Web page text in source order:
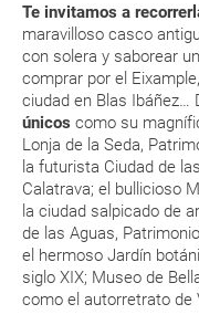
Te invitamos a
maravilloso casco
con solera y saborear
comprar por el
ciudad en Blas Ibáñez…
únicos como su
Lonja de la Seda,
la futurista Ciudad de
Calatrava; el bullicioso
la ciudad salpicado de
de las Aguas,
el hermoso Jardín
siglo XIX; Museo de
como el autorretrato de
¿Con cuánta
aeropuerto?
RESERVAR ¿Cómo
paquete vacacional
Al realizar la
quedado de
sabré si se confirma
¿Cómo sé si hay
quiero al hacer mi